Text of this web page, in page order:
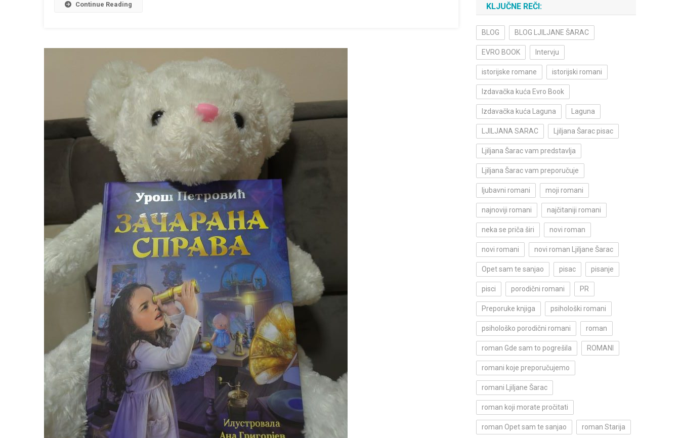
Continue Reading KLJUČNE REČI:
BLOG BLOG LJILJANE ŠARAC
EVRO BOOK Intervju
istorijske romane istorijski romani
Izdavačka kuća Evro Book
Izdavačka kuća Laguna Laguna
LJILJANA SARAC Ljiljana Šarac pisac
Ljiljana Šarac vam predstavlja
Ljiljana Šarac vam preporučuje
ljubavni romani moji romani
najnoviji romani najčitaniji romani
neka se priča širi novi roman
novi romani novi roman Ljiljane Šarac
Opet sam te sanjao pisac pisanje
pisci porodični romani PR
Preporuke knjiga psihološki romani
psihološko porodični romani roman
roman Gde sam to pogrešila ROMANI
romani koje preporučujemo
romani Ljiljane Šarac
roman koji morate pročitati
roman Opet sam te sanjao roman Starija